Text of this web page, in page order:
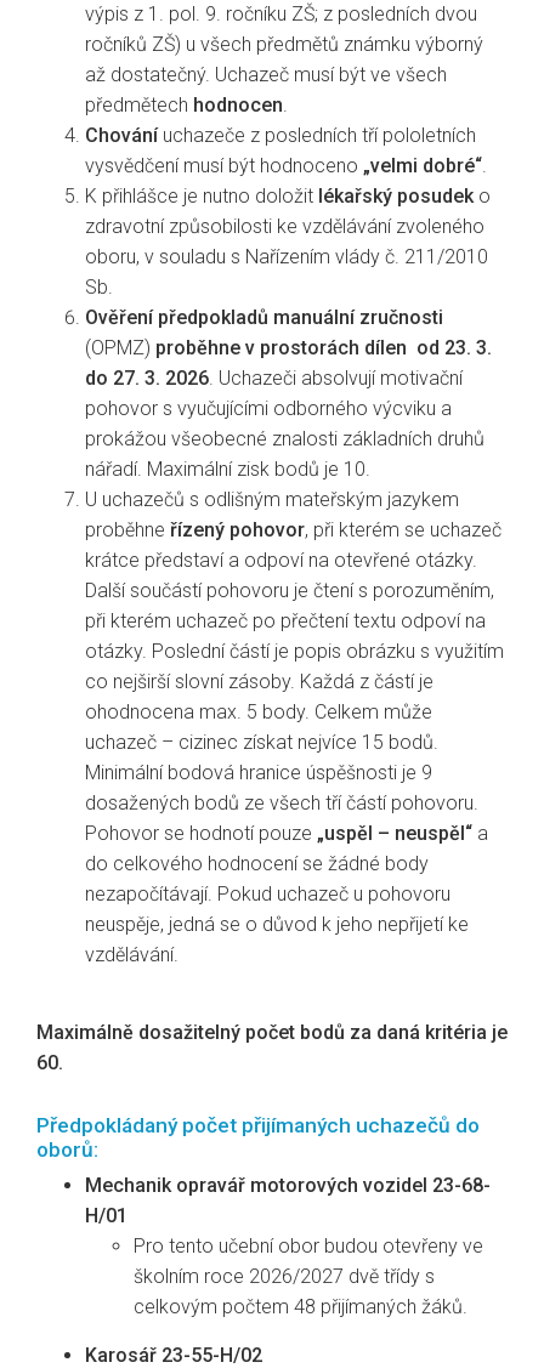
výpis z 1. pol. 9. ročníku ZŠ; z posledních dvou
ročníků ZŠ) u všech předmětů známku výborný
až dostatečný. Uchazeč musí být ve všech
předmětech hodnocen.
Chování uchazeče z posledních tří pololetních
vysvědčení musí být hodnoceno „velmi dobré“.
K přihlášce je nutno doložit lékařský posudek o
zdravotní způsobilosti ke vzdělávání zvoleného
oboru, v souladu s Nařízením vlády č. 211/2010
Sb.
Ověření předpokladů manuální zručnosti
(OPMZ) proběhne v prostorách dílen od 23. 3.
do 27. 3. 2026. Uchazeči absolvují motivační
pohovor s vyučujícími odborného výcviku a
prokážou všeobecné znalosti základních druhů
nářadí. Maximální zisk bodů je 10.
U uchazečů s odlišným mateřským jazykem
proběhne řízený pohovor, při kterém se uchazeč
krátce představí a odpoví na otevřené otázky.
Další součástí pohovoru je čtení s porozuměním,
při kterém uchazeč po přečtení textu odpoví na
otázky. Poslední částí je popis obrázku s využitím
co nejširší slovní zásoby. Každá z částí je
ohodnocena max. 5 body. Celkem může
uchazeč – cizinec získat nejvíce 15 bodů.
Minimální bodová hranice úspěšnosti je 9
dosažených bodů ze všech tří částí pohovoru.
Pohovor se hodnotí pouze „uspěl – neuspěl“ a
do celkového hodnocení se žádné body
nezapočítávají. Pokud uchazeč u pohovoru
neuspěje, jedná se o důvod k jeho nepřijetí ke
vzdělávání.
Maximálně dosažitelný počet bodů za daná kritéria je
60.
Předpokládaný počet přijímaných uchazečů do
oborů:
Mechanik opravář motorových vozidel 23-68-
H/01
Pro tento učební obor budou otevřeny ve
školním roce 2026/2027 dvě třídy s
celkovým počtem 48 přijímaných žáků.
Karosář 23-55-H/02